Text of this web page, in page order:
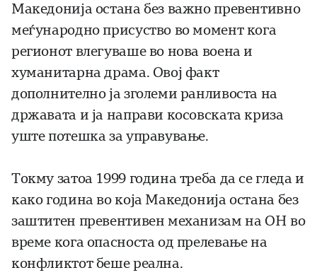
Македонија остана без важно превентивно
меѓународно присуство во момент кога
регионот влегуваше во нова воена и
хуманитарна драма. Овој факт
дополнително ја зголеми ранливоста на
државата и ја направи косовската криза
уште потешка за управување.
Токму затоа 1999 година треба да се гледа и
како година во која Македонија остана без
заштитен превентивен механизам на ОН во
време кога опасноста од прелевање на
конфликтот беше реална.